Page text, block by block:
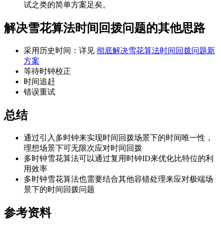
试之类的简单方案足矣。
解决雪花算法时间回拨问题的其他思路
采用历史时间：详见 彻底解决雪花算法时间回拨问题新
方案
等待时钟校正
时间追赶
错误重试
总结
通过引入多时钟来实现时间回拨场景下的时间唯一性，
理想场景下可无限次应对时间回拨
多时钟雪花算法可以通过复用时钟ID来优化比特位的利
用效率
多时钟雪花算法也需要结合其他容错处理来应对极端场
景下的时间回拨问题
参考资料